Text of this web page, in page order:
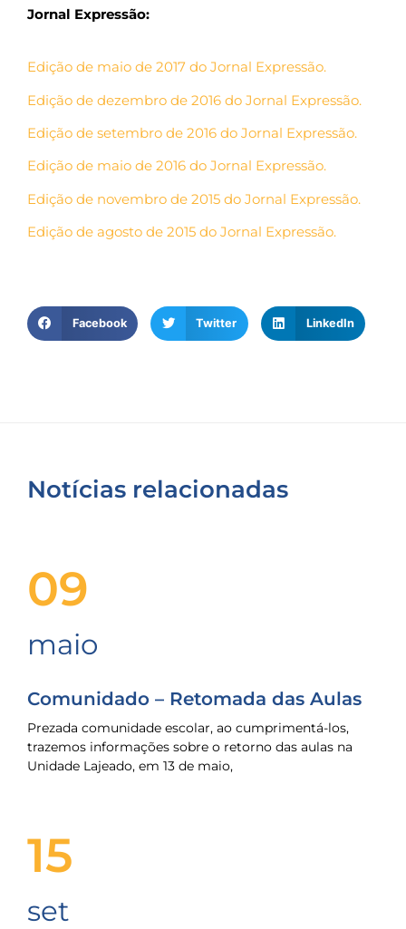
Jornal Expressão:
Edição de maio de 2017 do Jornal Expressão.
Edição de dezembro de 2016 do Jornal Expressão.
Edição de setembro de 2016 do Jornal Expressão.
Edição de maio de 2016 do Jornal Expressão.
Edição de novembro de 2015 do Jornal Expressão.
Edição de agosto de 2015 do Jornal Expressão.
Facebook Twitter LinkedIn
Notícias relacionadas
09
maio
Comunidado – Retomada das Aulas
Prezada comunidade escolar, ao cumprimentá-los,
trazemos informações sobre o retorno das aulas na
Unidade Lajeado, em 13 de maio,
15
set